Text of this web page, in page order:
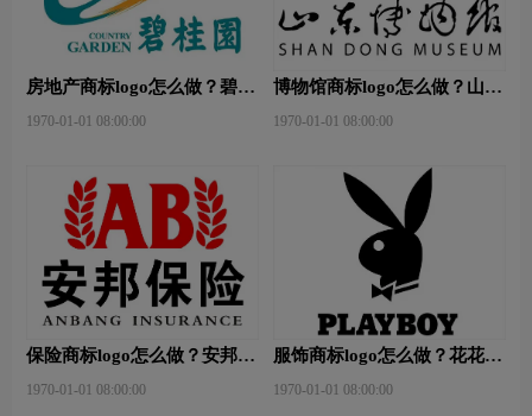
房地产商标logo怎么做？碧桂
1970-01-01 08:00:00
博物馆商标logo怎么做？山东
logo设计
1970-01-01 08:00:00
保险商标logo怎么做？安邦保
1970-01-01 08:00:00
服饰商标logo怎么做？花花公
1970-01-01 08:00:00